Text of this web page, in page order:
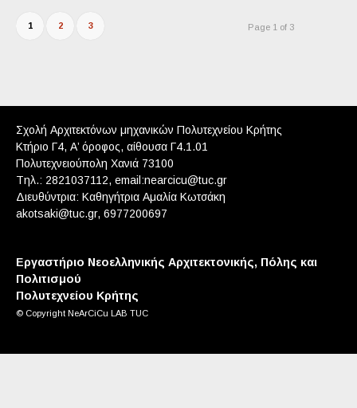
Page 1 of 3
1 2 3
Σχολή Αρχιτεκτόνων μηχανικών Πολυτεχνείου Κρήτης
Κτήριο Γ4, Α’ όροφος, αίθουσα Γ4.1.01
Πολυτεχνειούπολη Χανιά 73100
Tηλ.: 2821037112, email:nearcicu@tuc.gr
Διευθύντρια: Καθηγήτρια Αμαλία Κωτσάκη
akotsaki@tuc.gr, 6977200697
Εργαστήριο Νεοελληνικής Αρχιτεκτονικής, Πόλης και
Πολιτισμού
Πολυτεχνείου Κρήτης
© Copyright NeArCiCu LAB TUC